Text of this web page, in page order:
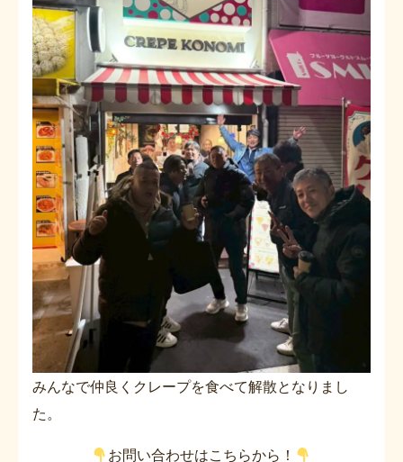
みんなで仲良くクレープを食べて解散となりまし
た。
お問い合わせはこちらから！